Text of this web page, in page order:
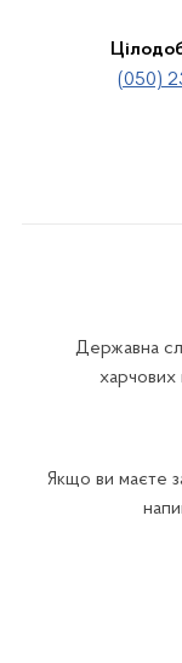
(050)
Державна
харчових
Якщо ви маєте